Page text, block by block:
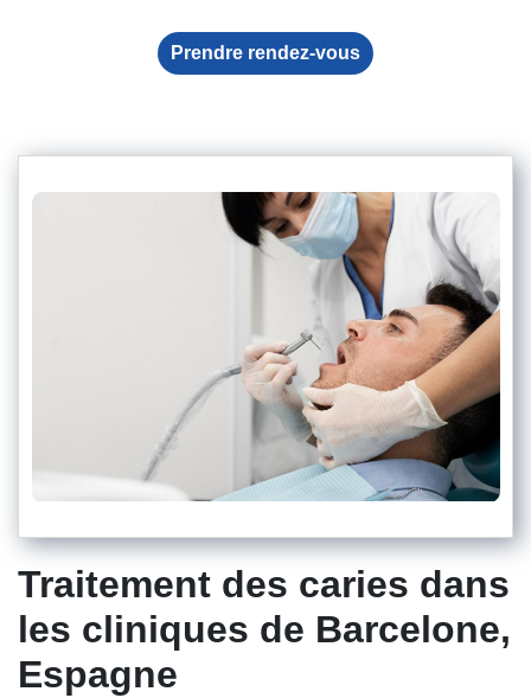
Prendre rendez-vous
Traitement des caries dans
les cliniques de Barcelone,
Espagne